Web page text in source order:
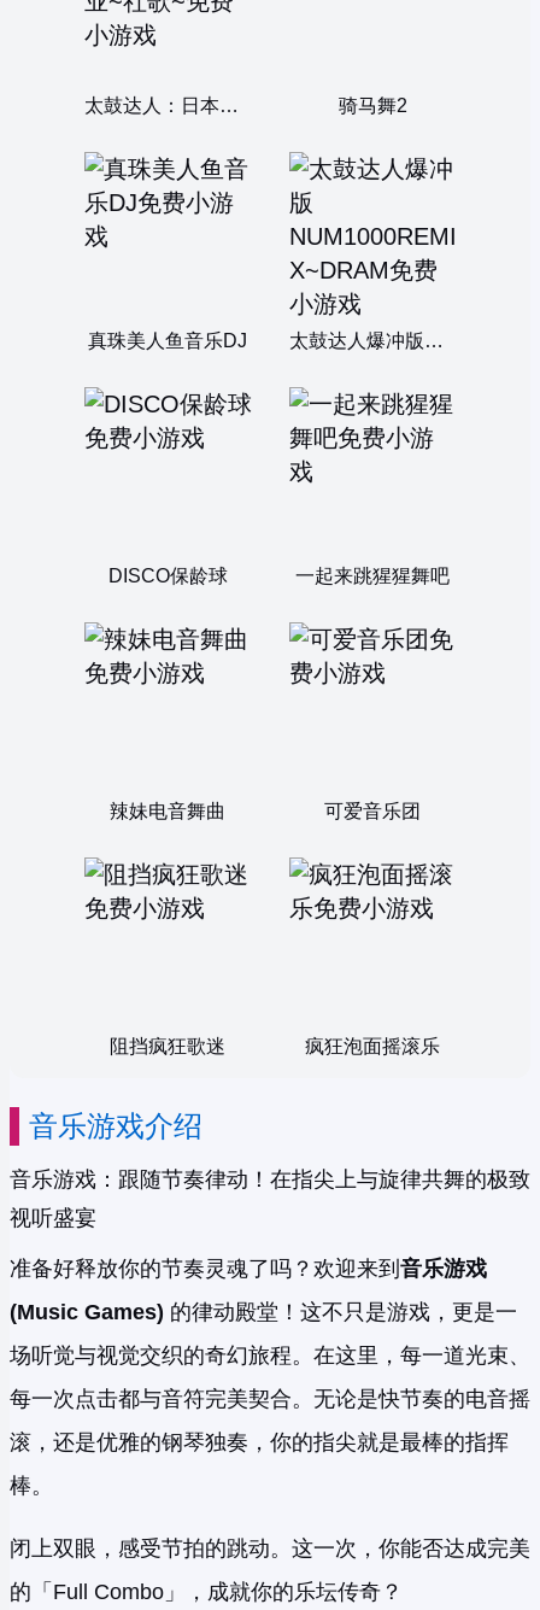
太鼓达人：日本プレイクエ业~社歌~ 骑马舞2
真珠美人鱼音乐DJ 太鼓达人爆冲版NUM1000REMIX~DRAM
DISCO保龄球 一起来跳猩猩舞吧
辣妹电音舞曲 可爱音乐团
阻挡疯狂歌迷 疯狂泡面摇滚乐
音乐游戏介绍
音乐游戏：跟随节奏律动！在指尖上与旋律共舞的极致
视听盛宴
准备好释放你的节奏灵魂了吗？欢迎来到 音乐游戏
(Music Games) 的律动殿堂！这不只是游戏，更是一
场听觉与视觉交织的奇幻旅程。在这里，每一道光束、
每一次点击都与音符完美契合。无论是快节奏的电音摇
滚，还是优雅的钢琴独奏，你的指尖就是最棒的指挥
棒。
闭上双眼，感受节拍的跳动。这一次，你能否达成完美
的「Full Combo」，成就你的乐坛传奇？